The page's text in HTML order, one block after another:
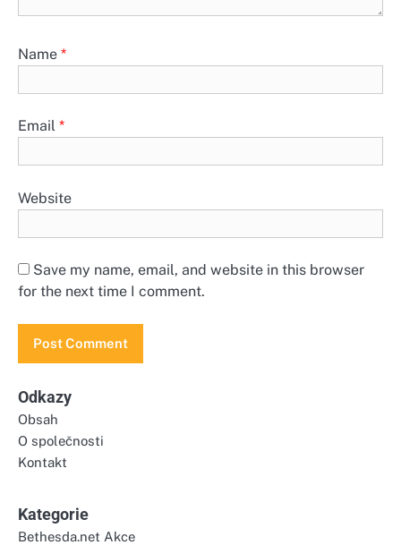
Name *
Email *
Website
Save my name, email, and website in this browser
for the next time I comment.
Odkazy
Obsah
O společnosti
Kontakt
Kategorie
Bethesda.net Akce